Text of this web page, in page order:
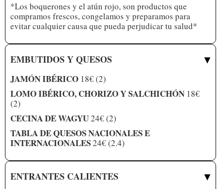
*Los boquerones y el atún rojo, son productos que
compramos frescos, congelamos y preparamos para
evitar cualquier causa que pueda perjudicar tu salud*
EMBUTIDOS Y QUESOS ▾
JAMÓN IBÉRICO 18€ (2)
LOMO IBÉRICO, CHORIZO Y SALCHICHÓN 18€
(2)
CECINA DE WAGYU24€ (2)
TABLA DE QUESOS NACIONALES E
INTERNACIONALES24€ (2.4)
ENTRANTES CALIENTES ▾